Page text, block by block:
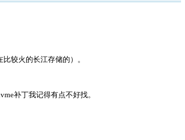
较火的长江存储的）。
补丁我记得有点不好找。